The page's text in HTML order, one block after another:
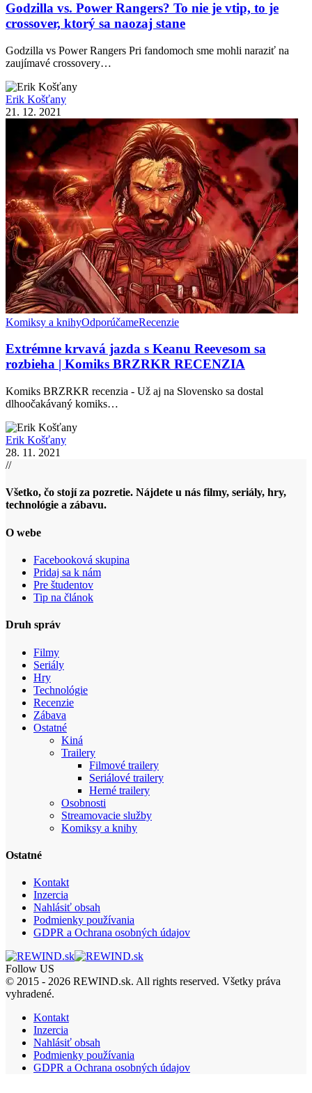
Godzilla vs. Power Rangers? To nie je vtip, to je
crossover, ktorý sa naozaj stane
Godzilla vs Power Rangers Pri fandomoch sme mohli naraziť na
zaujímavé crossovery…
Erik Košťany
21. 12. 2021
Komiksy a knihyOdporúčameRecenzie
Extrémne krvavá jazda s Keanu Reevesom sa
rozbieha | Komiks BRZRKR RECENZIA
Komiks BRZRKR recenzia - Už aj na Slovensko sa dostal
dlhoočakávaný komiks…
Erik Košťany
28. 11. 2021
//
Všetko, čo stojí za pozretie. Nájdete u nás filmy, seriály, hry,
technológie a zábavu.
O webe
Facebooková skupina
Pridaj sa k nám
Pre študentov
Tip na článok
Druh správ
Filmy
Seriály
Hry
Technológie
Recenzie
Zábava
Ostatné
Kiná
Trailery
Filmové trailery
Seriálové trailery
Herné trailery
Osobnosti
Streamovacie služby
Komiksy a knihy
Ostatné
Kontakt
Inzercia
Nahlásiť obsah
Podmienky používania
GDPR a Ochrana osobných údajov
Follow US
© 2015 - 2026 REWIND.sk. All rights reserved. Všetky práva
vyhradené.
Kontakt
Inzercia
Nahlásiť obsah
Podmienky používania
GDPR a Ochrana osobných údajov